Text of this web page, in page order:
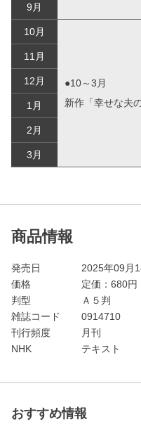
9月
10月
●10～3月
新作「幸せな夫
11月
12月
1月
2月
3月
商品情報
発売日
2025年09月
価格
定価： 680円
判型
Ａ５判
雑誌コード
0914710
刊行頻度
月刊
NHK
テキスト
おすすめ情報